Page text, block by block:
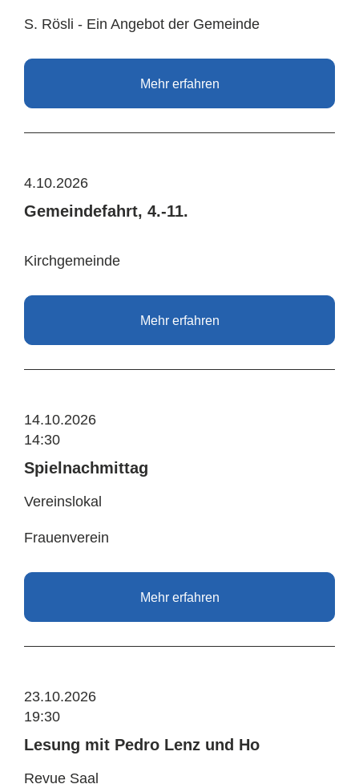
S. Rösli - Ein Angebot der Gemeinde
Mehr erfahren
4.10.2026
Gemeindefahrt, 4.-11.
Kirchgemeinde
Mehr erfahren
14.10.2026
14:30
Spielnachmittag
Vereinslokal
Frauenverein
Mehr erfahren
23.10.2026
19:30
Lesung mit Pedro Lenz und Ho
Revue Saal